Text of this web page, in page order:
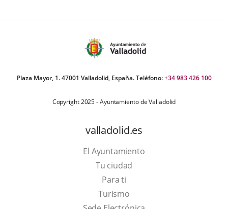
Plaza Mayor, 1. 47001 Valladolid, España. Teléfono:+34 983 426 100
Copyright 2025 - Ayuntamiento de Valladolid
valladolid.es
El Ayuntamiento
Tu ciudad
Para ti
TurismoThis